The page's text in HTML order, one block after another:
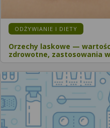
ODŻYWIANIE I DIETY
Orzechy laskowe —
zdrowotne, zastosowania